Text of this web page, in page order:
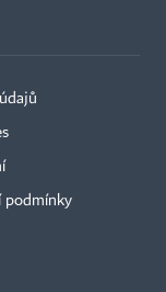
podmínky